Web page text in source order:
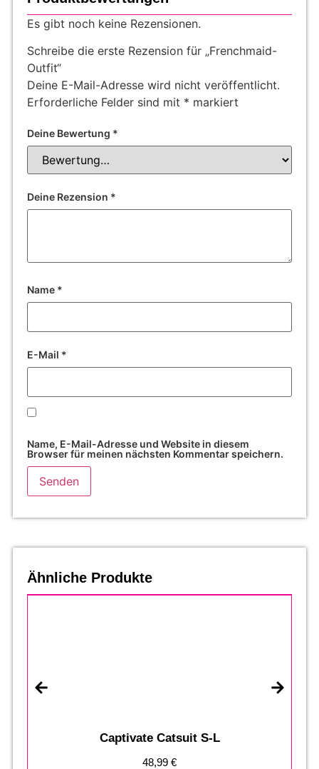
Es gibt noch keine Rezensionen.
Schreibe die erste Rezension für „Frenchmaid-
Outfit“
Deine E-Mail-Adresse wird nicht veröffentlicht.
Erforderliche Felder sind mit * markiert
Deine Bewertung *
Deine Rezension *
Name *
E-Mail *
Name, E-Mail-Adresse und Website in diesem
Browser für meinen nächsten Kommentar speichern.
Ähnliche Produkte
Captivate Catsuit S-L
48,99 €